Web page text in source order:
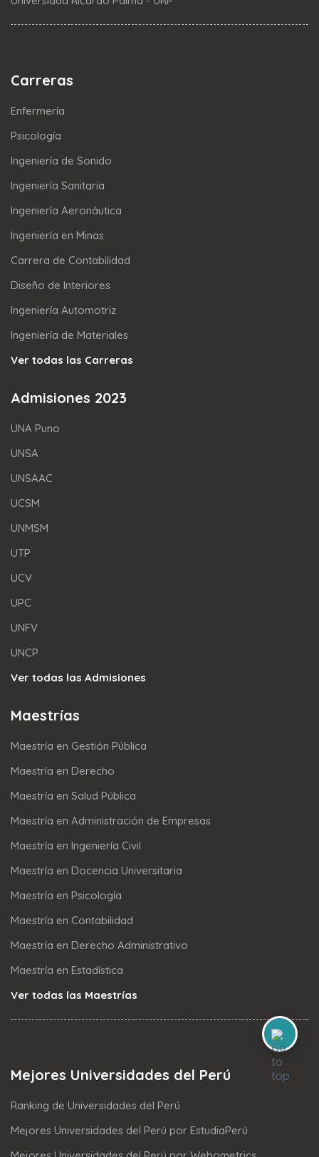
Carreras
Enfermería
Psicología
Ingeniería de Sonido
Ingeniería Sanitaria
Ingeniería Aeronáutica
Ingeniería en Minas
Carrera de Contabilidad
Diseño de Interiores
Ingeniería Automotriz
Ingeniería de Materiales
Ver todas las Carreras
Admisiones 2023
UNA Puno
UNSA
UNSAAC
UCSM
UNMSM
UTP
UCV
UPC
UNFV
UNCP
Ver todas las Admisiones
Maestrías
Maestría en Gestión Pública
Maestría en Derecho
Maestría en Salud Pública
Maestría en Administración de Empresas
Maestría en Ingeniería Civil
Maestría en Docencia Universitaria
Maestría en Psicología
Maestría en Contabilidad
Maestría en Derecho Administrativo
Maestría en Estadística
Ver todas las Maestrías
Mejores Universidades del Perú
Ranking de Universidades del Perú
Mejores Universidades del Perú por EstudiaPerú